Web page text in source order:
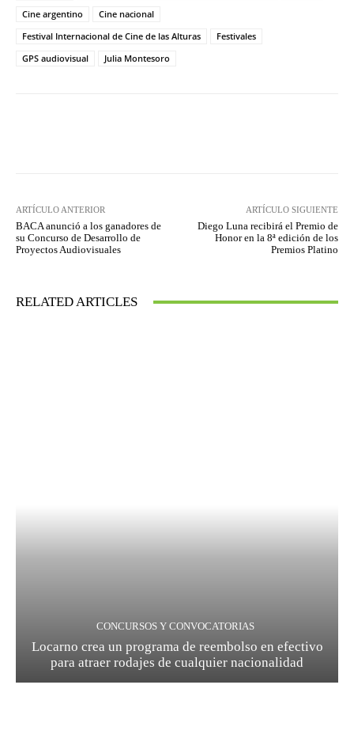
Cine argentino
Cine nacional
Festival Internacional de Cine de las Alturas
Festivales
GPS audiovisual
Julia Montesoro
ARTÍCULO ANTERIOR
BACA anunció a los ganadores de
su Concurso de Desarrollo de
Proyectos Audiovisuales
ARTÍCULO SIGUIENTE
Diego Luna recibirá el Premio de
Honor en la 8ª edición de los
Premios Platino
RELATED ARTICLES
CONCURSOS Y CONVOCATORIAS
Locarno crea un programa de reembolso en efectivo
para atraer rodajes de cualquier nacionalidad